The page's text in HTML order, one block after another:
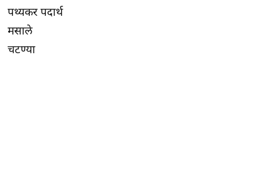
पथ्यकर पदार्थ
मसाले
चटण्या